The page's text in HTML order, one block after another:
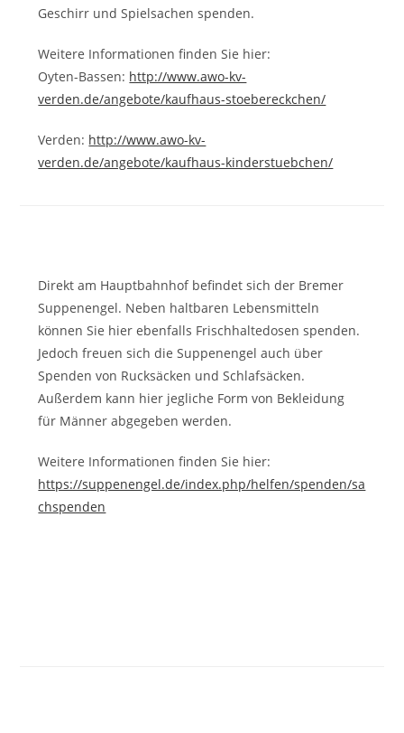
Geschirr und Spielsachen spenden.
Weitere Informationen finden Sie hier:
Oyten-Bassen: http://www.awo-kv-
verden.de/angebote/kaufhaus-stoebereckchen/
Verden: http://www.awo-kv-
verden.de/angebote/kaufhaus-kinderstuebchen/
Direkt am Hauptbahnhof befindet sich der Bremer
Suppenengel. Neben haltbaren Lebensmitteln
können Sie hier ebenfalls Frischhaltedosen spenden.
Jedoch freuen sich die Suppenengel auch über
Spenden von Rucksäcken und Schlafsäcken.
Außerdem kann hier jegliche Form von Bekleidung
für Männer abgegeben werden.
Weitere Informationen finden Sie hier:
https://suppenengel.de/index.php/helfen/spenden/sa
chspenden